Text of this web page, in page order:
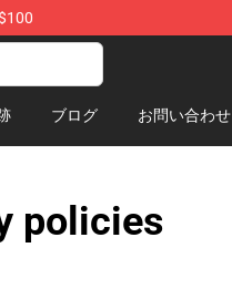
ブログ お問い合わせ
policies